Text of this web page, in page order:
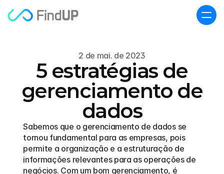
2 de mai. de 2023
5 estratégias de
gerenciamento de
dados
Sabemos que o gerenciamento de dados se
tornou fundamental para as empresas, pois
permite a organização e a estruturação de
informações relevantes para as operações de
negócios. Com um bom gerenciamento, é